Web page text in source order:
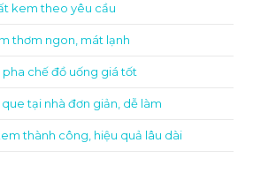
kem theo yêu cầu
thơm ngon, mát lạnh
chế đồ uống giá tốt
tại nhà đơn giản, dễ làm
thành công, hiệu quả lâu dài